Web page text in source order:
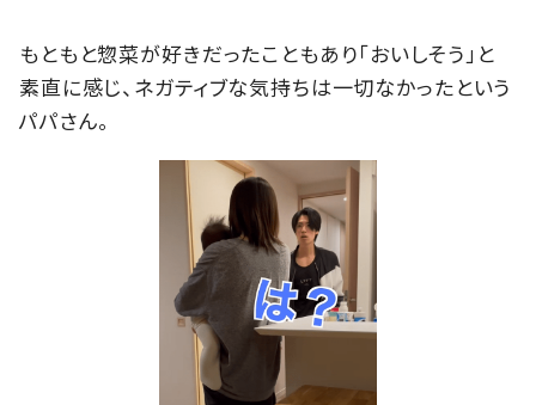
もともと惣菜が好きだったこともあり「おいしそう」と
素直に感じ、ネガティブな気持ちは一切なかったという
パパさん。